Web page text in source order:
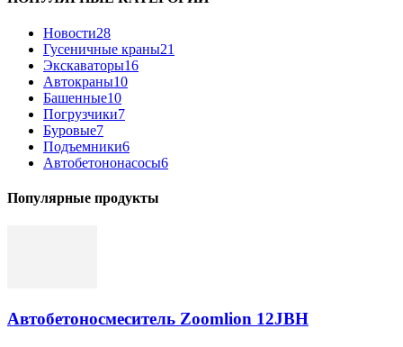
Новости28
Гусеничные краны21
Экскаваторы16
Автокраны10
Башенные10
Погрузчики7
Буровые7
Подъемники6
Автобетононасосы6
Популярные продукты
Автобетоносмеситель Zoomlion 12JBH